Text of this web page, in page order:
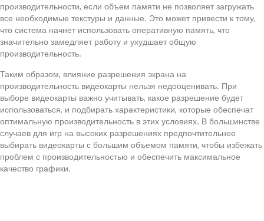
производительности, если объем памяти не позволяет загружать
все необходимые текстуры и данные. Это может привести к тому,
что система начнет использовать оперативную память, что
значительно замедляет работу и ухудшает общую
производительность.
Таким образом, влияние разрешения экрана на
производительность видеокарты нельзя недооценивать. При
выборе видеокарты важно учитывать, какое разрешение будет
использоваться, и подбирать характеристики, которые обеспечат
оптимальную производительность в этих условиях. В большинстве
случаев для игр на высоких разрешениях предпочтительнее
выбирать видеокарты с большим объемом памяти, чтобы избежать
проблем с производительностью и обеспечить максимальное
качество графики.